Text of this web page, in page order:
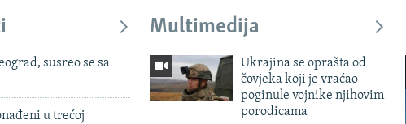
susreo se sa
u trećoj
Multimedija
Ukrajina se oprašta od
čovjeka koji je vraćao
poginule vojnike njihovim
porodicama